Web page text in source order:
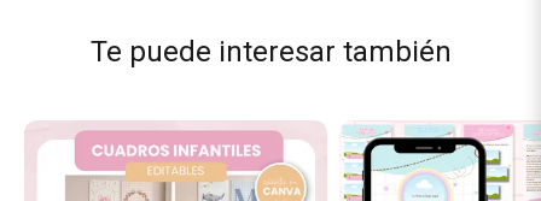
Te puede interesar también